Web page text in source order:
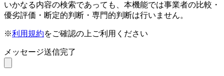
いかなる内容の検索であっても、本機能では事業者の比較・
優劣評価・断定的判断・専門的判断は行いません。
※利用規約をご確認の上ご利用ください
メッセージ送信完了